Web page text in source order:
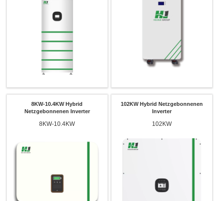
8KW-10.4KW Hybrid
Netzgebonnenen Inverter
8KW-10.4KW
102KW Hybrid Netzgebonnenen
Inverter
102KW